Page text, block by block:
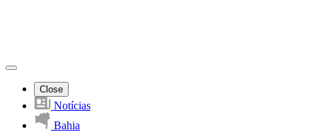
Close
Notícias
Bahia